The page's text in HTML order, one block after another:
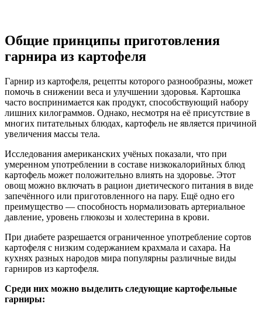
Общие принципы приготовления
гарнира из картофеля
Гарнир из картофеля, рецепты которого разнообразны, может
помочь в снижении веса и улучшении здоровья. Картошка
часто воспринимается как продукт, способствующий набору
лишних килограммов. Однако, несмотря на её присутствие в
многих питательных блюдах, картофель не является причиной
увеличения массы тела.
Исследования американских учёных показали, что при
умеренном употреблении в составе низкокалорийных блюд
картофель может положительно влиять на здоровье. Этот
овощ можно включать в рацион диетического питания в виде
запечённого или приготовленного на пару. Ещё одно его
преимущество — способность нормализовать артериальное
давление, уровень глюкозы и холестерина в крови.
При диабете разрешается ограниченное употребление сортов
картофеля с низким содержанием крахмала и сахара. На
кухнях разных народов мира популярны различные виды
гарниров из картофеля.
Среди них можно выделить следующие картофельные
гарниры: